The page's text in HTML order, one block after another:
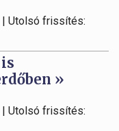
| Utolsó frissítés:
»
| Utolsó frissítés: